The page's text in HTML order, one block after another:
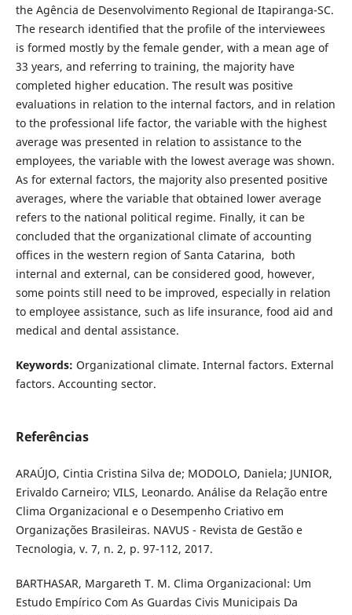
the Agência de Desenvolvimento Regional de Itapiranga-SC.
The research identified that the profile of the interviewees
is formed mostly by the female gender, with a mean age of
33 years, and referring to training, the majority have
completed higher education. The result was positive
evaluations in relation to the internal factors, and in relation
to the professional life factor, the variable with the highest
average was presented in relation to assistance to the
employees, the variable with the lowest average was shown.
As for external factors, the majority also presented positive
averages, where the variable that obtained lower average
refers to the national political regime. Finally, it can be
concluded that the organizational climate of accounting
offices in the western region of Santa Catarina, both
internal and external, can be considered good, however,
some points still need to be improved, especially in relation
to employee assistance, such as life insurance, food aid and
medical and dental assistance.
Keywords: Organizational climate. Internal factors. External
factors. Accounting sector.
Referências
ARAÚJO, Cintia Cristina Silva de; MODOLO, Daniela; JUNIOR,
Erivaldo Carneiro; VILS, Leonardo. Análise da Relação entre
Clima Organizacional e o Desempenho Criativo em
Organizações Brasileiras. NAVUS - Revista de Gestão e
Tecnologia, v. 7, n. 2, p. 97-112, 2017.
BARTHASAR, Margareth T. M. Clima Organizacional: Um
Estudo Empírico Com As Guardas Civis Municipais Da